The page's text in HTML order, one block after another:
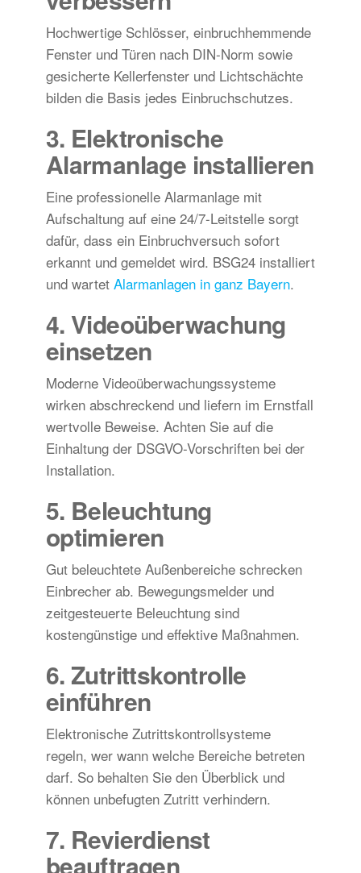
Hochwertige Schlösser, einbruchhemmende
Fenster und Türen nach DIN-Norm sowie
gesicherte Kellerfenster und Lichtschächte
bilden die Basis jedes Einbruchschutzes.
3. Elektronische
Alarmanlage installieren
Eine professionelle Alarmanlage mit
Aufschaltung auf eine 24/7-Leitstelle sorgt
dafür, dass ein Einbruchversuch sofort
erkannt und gemeldet wird. BSG24 installiert
und wartet Alarmanlagen in ganz Bayern.
4. Videoüberwachung
einsetzen
Moderne Videoüberwachungssysteme
wirken abschreckend und liefern im Ernstfall
wertvolle Beweise. Achten Sie auf die
Einhaltung der DSGVO-Vorschriften bei der
Installation.
5. Beleuchtung
optimieren
Gut beleuchtete Außenbereiche schrecken
Einbrecher ab. Bewegungsmelder und
zeitgesteuerte Beleuchtung sind
kostengünstige und effektive Maßnahmen.
6. Zutrittskontrolle
einführen
Elektronische Zutrittskontrollsysteme
regeln, wer wann welche Bereiche betreten
darf. So behalten Sie den Überblick und
können unbefugten Zutritt verhindern.
7. Revierdienst
beauftragen